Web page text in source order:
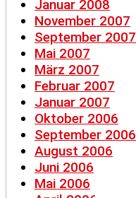
Januar 2008
November 2007
September 2007
Mai 2007
März 2007
Februar 2007
Januar 2007
Oktober 2006
September 2006
August 2006
Juni 2006
Mai 2006